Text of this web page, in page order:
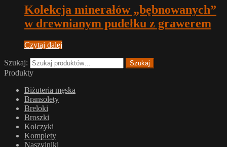
Kolekcja minerałów „bębnowanych”
w drewnianym pudełku z grawerem
Czytaj dalej
Szukaj: Szukaj
Produkty
Biżuteria męska
Bransolety
Breloki
Broszki
Kolczyki
Komplety
Naszyjniki